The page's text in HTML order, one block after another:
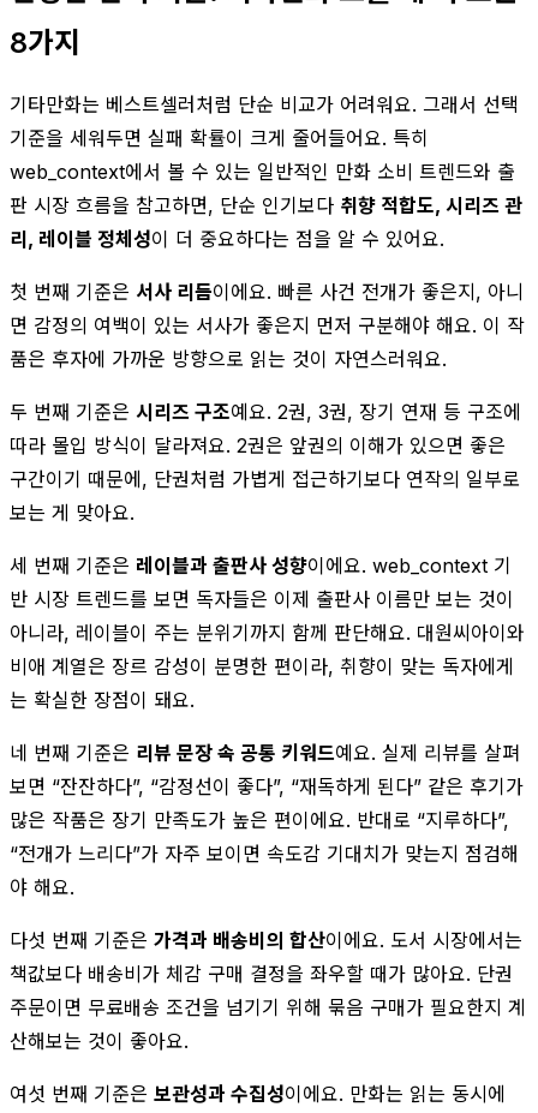
8가지
기타만화는 베스트셀러처럼 단순 비교가 어려워요. 그래서 선택
기준을 세워두면 실패 확률이 크게 줄어들어요. 특히
web_context에서 볼 수 있는 일반적인 만화 소비 트렌드와 출
판 시장 흐름을 참고하면, 단순 인기보다 취향 적합도, 시리즈 관
리, 레이블 정체성이 더 중요하다는 점을 알 수 있어요.
첫 번째 기준은 서사 리듬이에요. 빠른 사건 전개가 좋은지, 아니
면 감정의 여백이 있는 서사가 좋은지 먼저 구분해야 해요. 이 작
품은 후자에 가까운 방향으로 읽는 것이 자연스러워요.
두 번째 기준은 시리즈 구조예요. 2권, 3권, 장기 연재 등 구조에
따라 몰입 방식이 달라져요. 2권은 앞권의 이해가 있으면 좋은
구간이기 때문에, 단권처럼 가볍게 접근하기보다 연작의 일부로
보는 게 맞아요.
세 번째 기준은 레이블과 출판사 성향이에요. web_context 기
반 시장 트렌드를 보면 독자들은 이제 출판사 이름만 보는 것이
아니라, 레이블이 주는 분위기까지 함께 판단해요. 대원씨아이와
비애 계열은 장르 감성이 분명한 편이라, 취향이 맞는 독자에게
는 확실한 장점이 돼요.
네 번째 기준은 리뷰 문장 속 공통 키워드예요. 실제 리뷰를 살펴
보면 “잔잔하다”, “감정선이 좋다”, “재독하게 된다” 같은 후기가
많은 작품은 장기 만족도가 높은 편이에요. 반대로 “지루하다”,
“전개가 느리다”가 자주 보이면 속도감 기대치가 맞는지 점검해
야 해요.
다섯 번째 기준은 가격과 배송비의 합산이에요. 도서 시장에서는
책값보다 배송비가 체감 구매 결정을 좌우할 때가 많아요. 단권
주문이면 무료배송 조건을 넘기기 위해 묶음 구매가 필요한지 계
산해보는 것이 좋아요.
여섯 번째 기준은 보관성과 수집성이에요. 만화는 읽는 동시에